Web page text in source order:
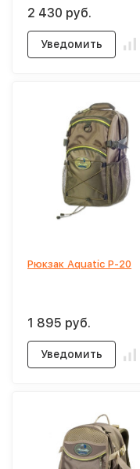
2 430 руб.
Уведомить
Рюкзак Aquatic Р-20
1 895 руб.
Уведомить